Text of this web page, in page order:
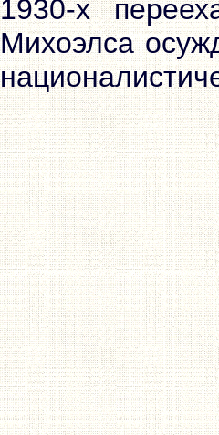
1930-х
Михоэлса